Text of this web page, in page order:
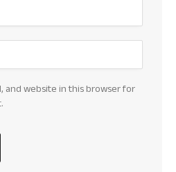
and website in this browser for